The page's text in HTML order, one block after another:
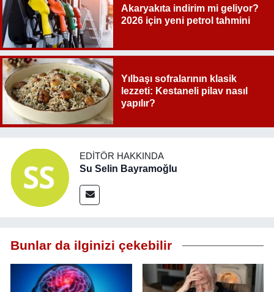
Akaryakıta indirim mi geliyor?
2026 için yeni petrol tahmini
Yılbaşı sofralarının klasik
lezzeti: Kestaneli pilav nasıl
yapılır?
EDITÖR HAKKINDA
Su Selin Bayramoğlu
Bunlar da ilginizi çekebilir